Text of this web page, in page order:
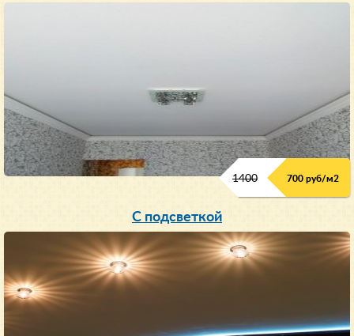
1400 700 руб/м2
С подсветкой